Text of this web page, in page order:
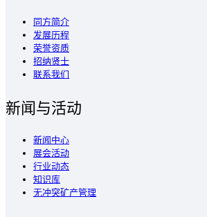
同方简介
发展历程
荣誉资质
招纳贤士
联系我们
新闻与活动
新闻中心
展会活动
行业动态
知识库
无冲突矿产管理